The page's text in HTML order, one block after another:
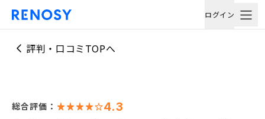
ログイン
評判・口コミTOPへ
総合評価： 4.3